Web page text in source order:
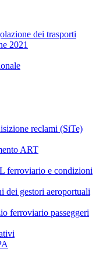
dei trasporti
2021
reclami (SiTe)
ART
ferroviario e condizioni
dei gestori aeroportuali
ferroviario passeggeri